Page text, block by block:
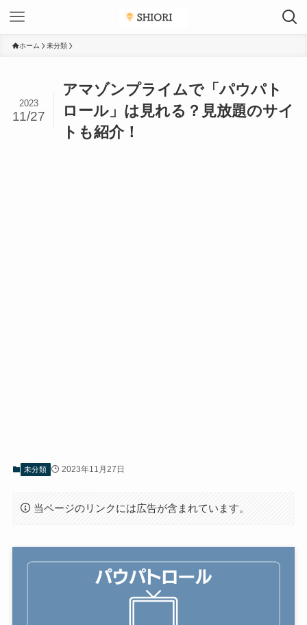
ホーム 未分類
アマゾンプライムで「パウパト
ロール」は見れる？見放題のサイ
トも紹介！
2023
11/27
未分類 2023年11月27日
当ページのリンクには広告が含まれています。